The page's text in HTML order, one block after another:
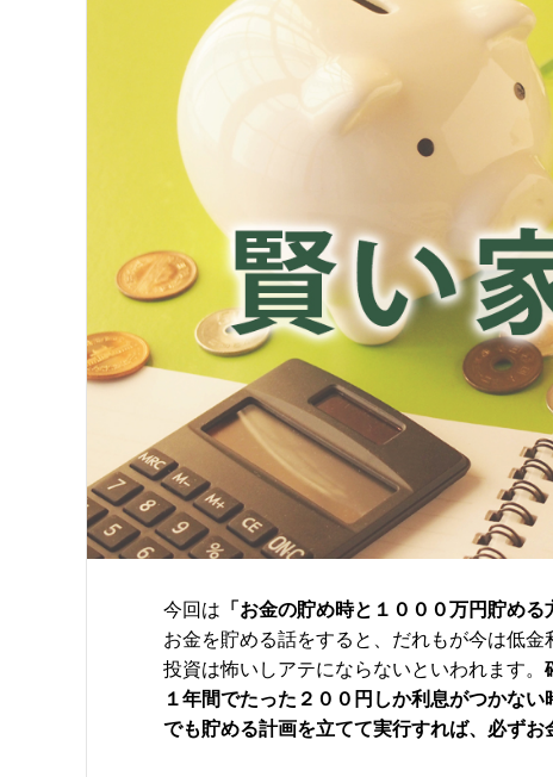
今回は 「お金の貯め時と１０００万円貯める
お金を貯める話をすると、だれもが今は低金
投資は怖いしアテにならないといわれます。
１年間でたった２００円しか利息がつかない
でも貯める計画を立てて実行すれば、必ずお